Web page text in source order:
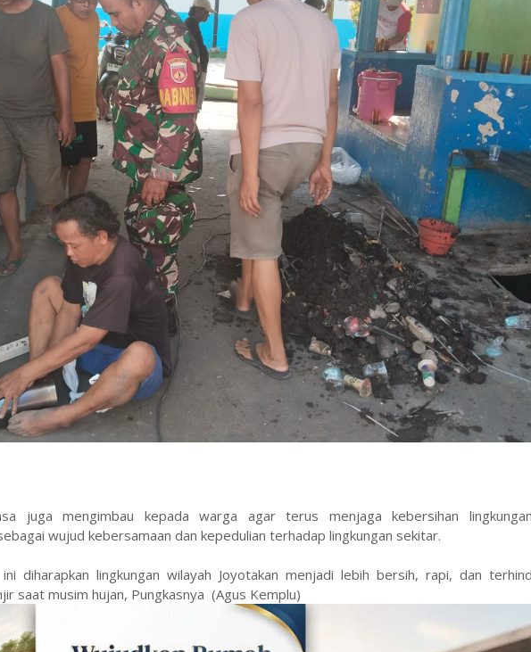
juga mengimbau kepada warga agar terus menjaga kebersihan
wujud kebersamaan dan kepedulian terhadap lingkungan sekitar.
diharapkan lingkungan wilayah Joyotakan menjadi lebih bersih, rapi, dan
saat musim hujan, Pungkasnya (Agus Kemplu)